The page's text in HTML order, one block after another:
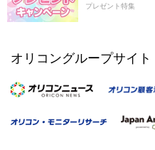
プレゼント特集
オリコングループサイト